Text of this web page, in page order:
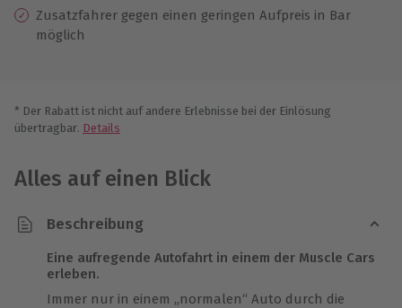
Zusatzfahrer gegen einen geringen Aufpreis in Bar
möglich
* Der Rabatt ist nicht auf andere Erlebnisse bei der Einlösung
übertragbar. Details
Alles auf einen Blick
Beschreibung
Eine aufregende Autofahrt in einem der Muscle Cars
erleben.
Immer nur in einem „normalen“ Auto durch die